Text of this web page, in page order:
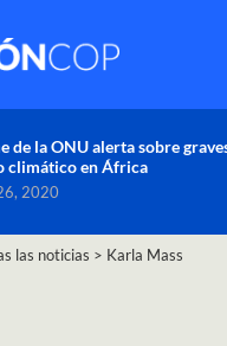
de Alto Nivel de Cambio
climática del Perú
2020
las noticias > Karla Mass